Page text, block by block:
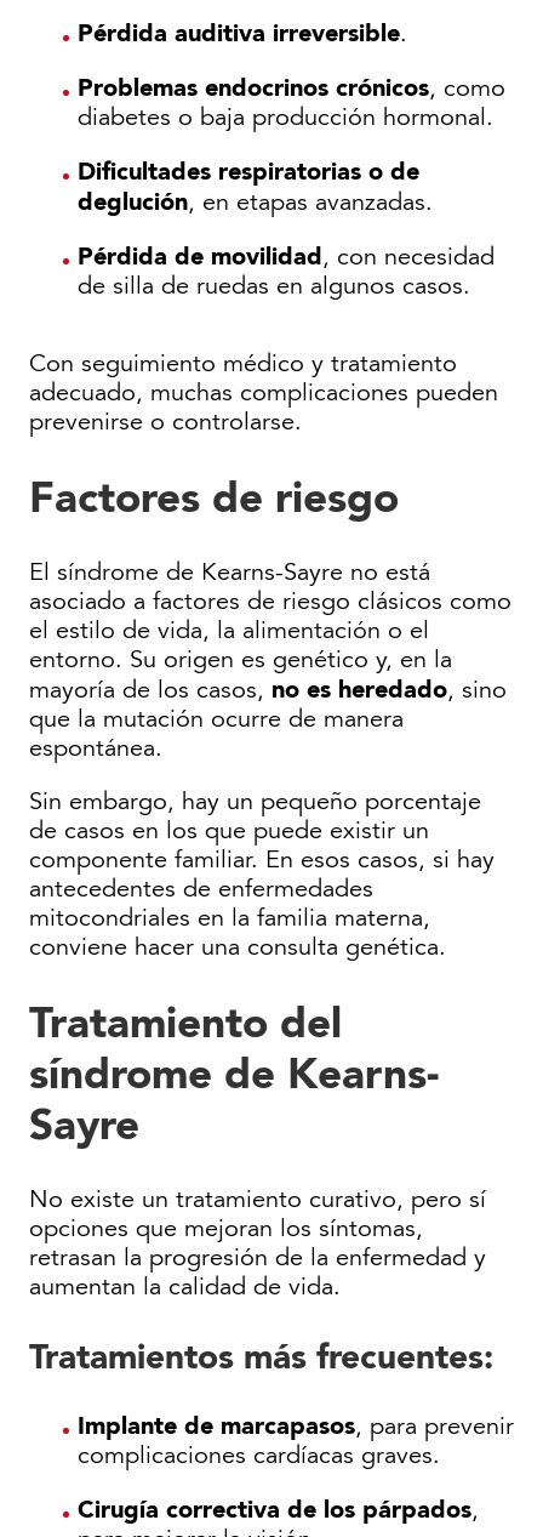
Pérdida auditiva irreversible.
Problemas endocrinos crónicos, como
diabetes o baja producción hormonal.
Dificultades respiratorias o de
deglución, en etapas avanzadas.
Pérdida de movilidad, con necesidad
de silla de ruedas en algunos casos.
Con seguimiento médico y tratamiento
adecuado, muchas complicaciones pueden
prevenirse o controlarse.
Factores de riesgo
El síndrome de Kearns-Sayre no está
asociado a factores de riesgo clásicos como
el estilo de vida, la alimentación o el
entorno. Su origen es genético y, en la
mayoría de los casos, no es heredado, sino
que la mutación ocurre de manera
espontánea.
Sin embargo, hay un pequeño porcentaje
de casos en los que puede existir un
componente familiar. En esos casos, si hay
antecedentes de enfermedades
mitocondriales en la familia materna,
conviene hacer una consulta genética.
Tratamiento del
síndrome de Kearns-
Sayre
No existe un tratamiento curativo, pero sí
opciones que mejoran los síntomas,
retrasan la progresión de la enfermedad y
aumentan la calidad de vida.
Tratamientos más frecuentes:
Implante de marcapasos, para prevenir
complicaciones cardíacas graves.
Cirugía correctiva de los párpados,